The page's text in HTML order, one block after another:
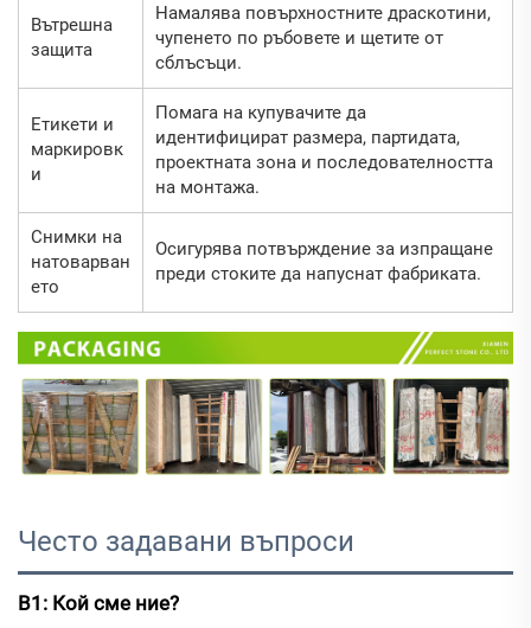
Вътрешна
защита
Намалява повърхностните драскотини,
чупенето по ръбовете и щетите от
сблъсъци.
Етикети и
маркировк
и
Помага на купувачите да
идентифицират размера, партидата,
проектната зона и последователността
на монтажа.
Снимки на
натоварван
ето
Осигурява потвърждение за изпращане
преди стоките да напуснат фабриката.
Често задавани въпроси
В1: Кой сме ние?